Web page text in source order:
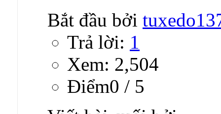
Bắt đầu bởi
Trả lời: 1
Xem: 2,504
Ðiểm0 / 5